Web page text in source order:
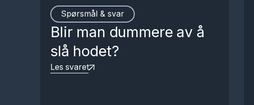
Spørsmål & svar
Blir man dummere av å
slå hodet?
Les svaret